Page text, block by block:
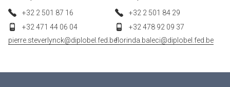
+32 2 501 87 16
+32 471 44 06 04
pierre.steverlynck@diplobel.fed.be
+32 2 501 84 29
+32 478 92 09 37
florinda.baleci@diplobel.fed.be